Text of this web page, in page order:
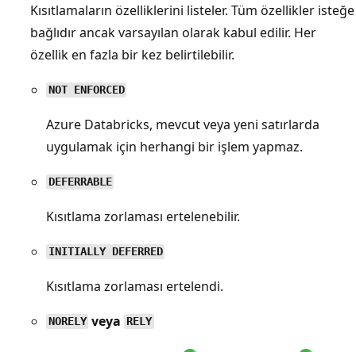
Kısıtlamaların özelliklerini listeler. Tüm özellikler isteğe
bağlıdır ancak varsayılan olarak kabul edilir. Her
özellik en fazla bir kez belirtilebilir.
NOT ENFORCED
Azure Databricks, mevcut veya yeni satırlarda
uygulamak için herhangi bir işlem yapmaz.
DEFERRABLE
Kısıtlama zorlaması ertelenebilir.
INITIALLY DEFERRED
Kısıtlama zorlaması ertelendi.
NORELY veya RELY